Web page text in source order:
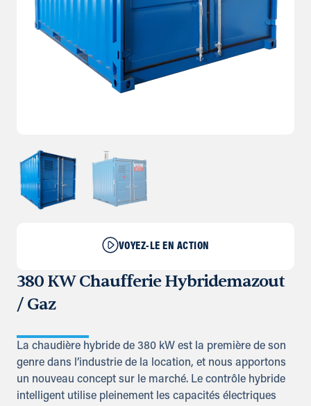
VOYEZ-LE EN ACTION
380 KW Chaufferie Hybridemazout
/ Gaz
La chaudière hybride de 380 kW est la première de son
genre dans l’industrie de la location, et nous apportons
un nouveau concept sur le marché. Le contrôle hybride
intelligent utilise pleinement les capacités électriques